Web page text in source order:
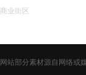
商业街区
网站部分素材源自网络或